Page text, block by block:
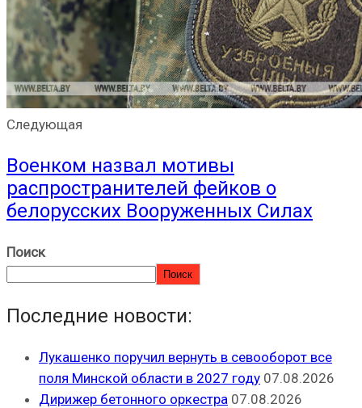
Следующая
Военком назвал мотивы
распространителей фейков о
белорусских Вооруженных Силах
Поиск
Поиск
Последние новости:
Лукашенко поручил вернуть в севооборот все
поля Минской области в 2027 году 07.08.2026
Дирижер бетонного оркестра 07.08.2026